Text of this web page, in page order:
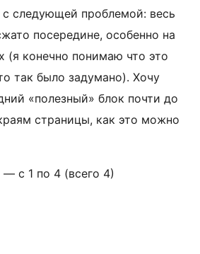
следующей проблемой: весь
посередине, особенно на
(я конечно понимаю что это
так было задумано). Хочу
«полезный» блок почти до
страницы, как это можно
с 1 по 4 (всего 4)